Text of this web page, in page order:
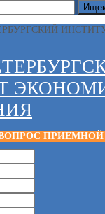
ВОПРОС